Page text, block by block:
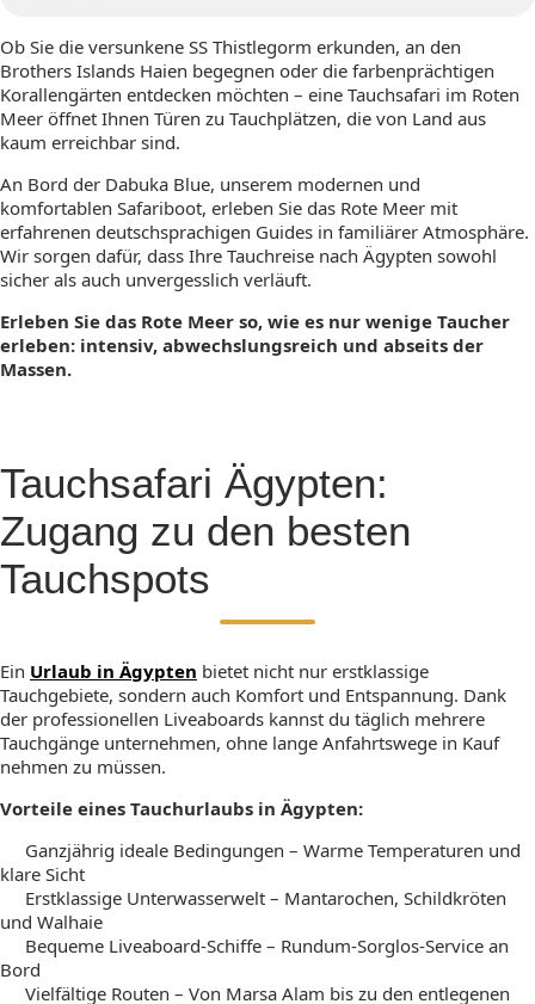
Ob Sie die versunkene SS Thistlegorm erkunden, an den
Brothers Islands Haien begegnen oder die farbenprächtigen
Korallengärten entdecken möchten – eine Tauchsafari im Roten
Meer öffnet Ihnen Türen zu Tauchplätzen, die von Land aus
kaum erreichbar sind.
An Bord der Dabuka Blue, unserem modernen und
komfortablen Safariboot, erleben Sie das Rote Meer mit
erfahrenen deutschsprachigen Guides in familiärer Atmosphäre.
Wir sorgen dafür, dass Ihre Tauchreise nach Ägypten sowohl
sicher als auch unvergesslich verläuft.
Erleben Sie das Rote Meer so, wie es nur wenige Taucher
erleben: intensiv, abwechslungsreich und abseits der
Massen.
Tauchsafari Ägypten:
Zugang zu den besten
Tauchspots
Ein Urlaub in Ägypten bietet nicht nur erstklassige
Tauchgebiete, sondern auch Komfort und Entspannung. Dank
der professionellen Liveaboards kannst du täglich mehrere
Tauchgänge unternehmen, ohne lange Anfahrtswege in Kauf
nehmen zu müssen.
Vorteile eines Tauchurlaubs in Ägypten:
Ganzjährig ideale Bedingungen – Warme Temperaturen und
klare Sicht
Erstklassige Unterwasserwelt – Mantarochen, Schildkröten
und Walhaie
Bequeme Liveaboard-Schiffe – Rundum-Sorglos-Service an
Bord
Vielfältige Routen – Von Marsa Alam bis zu den entlegenen